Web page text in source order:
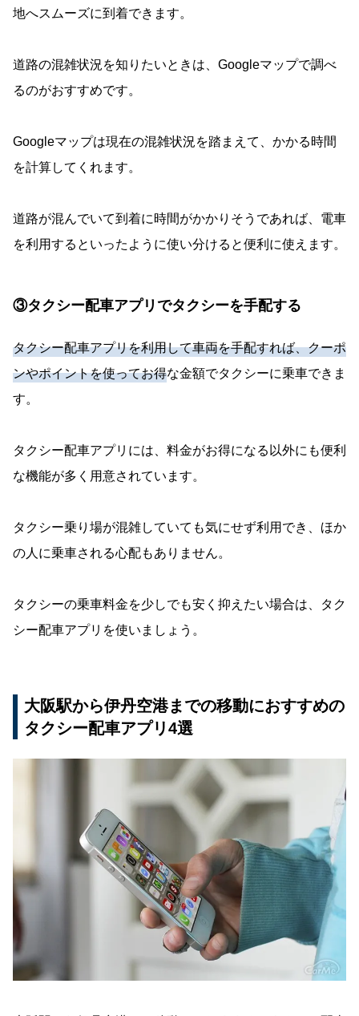
地へスムーズに到着できます。
道路の混雑状況を知りたいときは、Googleマップで調べ
るのがおすすめです。
Googleマップは現在の混雑状況を踏まえて、かかる時間
を計算してくれます。
道路が混んでいて到着に時間がかかりそうであれば、電車
を利用するといったように使い分けると便利に使えます。
③タクシー配車アプリでタクシーを手配する
タクシー配車アプリを利用して車両を手配すれば、クーポ
ンやポイントを使ってお得な金額でタクシーに乗車できま
す。
タクシー配車アプリには、料金がお得になる以外にも便利
な機能が多く用意されています。
タクシー乗り場が混雑していても気にせず利用でき、ほか
の人に乗車される心配もありません。
タクシーの乗車料金を少しでも安く抑えたい場合は、タク
シー配車アプリを使いましょう。
大阪駅から伊丹空港までの移動におすすめの
タクシー配車アプリ4選